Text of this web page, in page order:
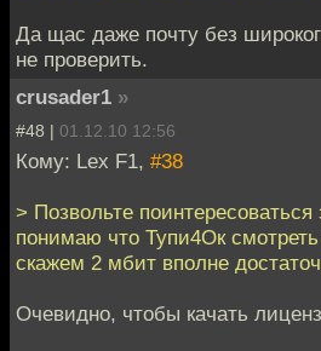
Да щас даже почту без
не проверить.
crusader1 »
#48 | 01.12.10 12:56
Кому: Lex F1, #38
> Позвольте
понимаю что Тупи4Ок
скажем 2 мбит вполне
Очевидно, чтобы качать